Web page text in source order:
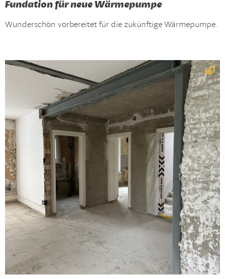
Fundation für neue Wärmepumpe
Wunderschön vorbereitet für die zukünftige Wärmepumpe.